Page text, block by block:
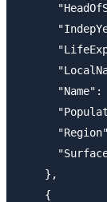
"Name":
    },
    {